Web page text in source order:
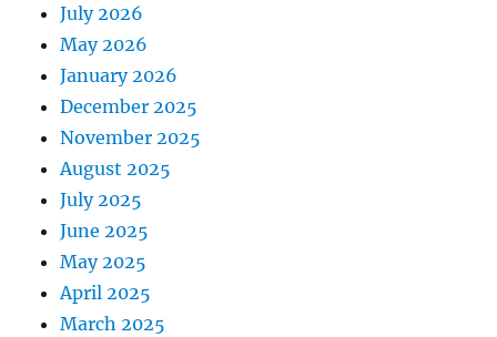
July 2026
May 2026
January 2026
December 2025
November 2025
August 2025
July 2025
June 2025
May 2025
April 2025
March 2025